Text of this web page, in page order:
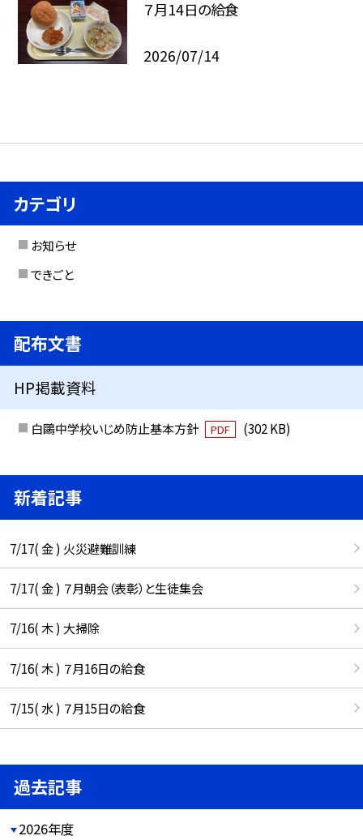
７月14日の給食
2026/07/14
カテゴリ
お知らせ
できごと
配布文書
HP掲載資料
白鷗中学校いじめ防止基本方針 PDF (302 KB)
新着記事
7/17( 金 ) 火災避難訓練
7/17( 金 ) ７月朝会（表彰）と生徒集会
7/16( 木 ) 大掃除
7/16( 木 ) ７月16日の給食
7/15( 水 ) ７月15日の給食
過去記事
2026年度